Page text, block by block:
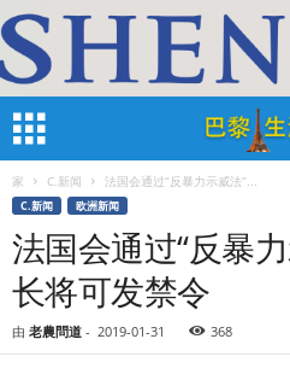
家 C.新闻 法国会通过“反暴力示威法”...
C.新闻 欧洲新闻
法国会通过“反暴
长将可发禁令
由 老農問道 - 2019-01-31 368